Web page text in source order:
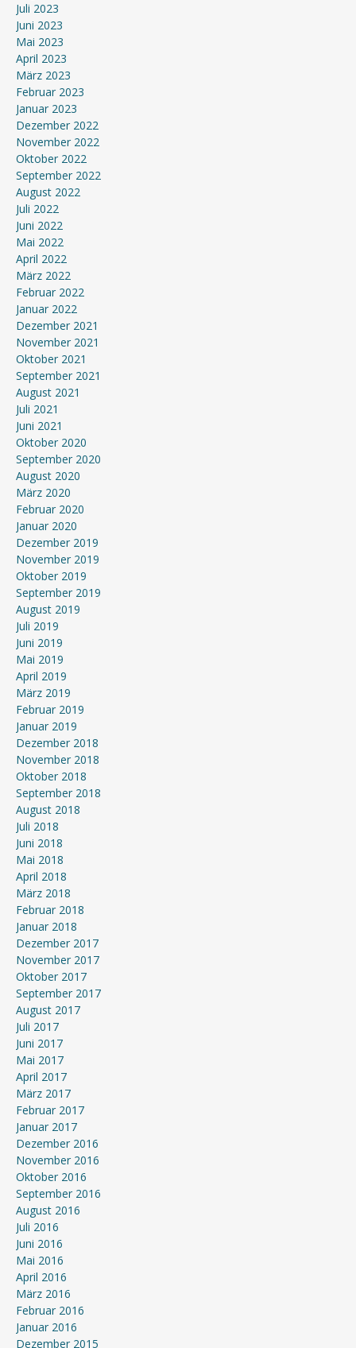
Juli 2023
Juni 2023
Mai 2023
April 2023
März 2023
Februar 2023
Januar 2023
Dezember 2022
November 2022
Oktober 2022
September 2022
August 2022
Juli 2022
Juni 2022
Mai 2022
April 2022
März 2022
Februar 2022
Januar 2022
Dezember 2021
November 2021
Oktober 2021
September 2021
August 2021
Juli 2021
Juni 2021
Oktober 2020
September 2020
August 2020
März 2020
Februar 2020
Januar 2020
Dezember 2019
November 2019
Oktober 2019
September 2019
August 2019
Juli 2019
Juni 2019
Mai 2019
April 2019
März 2019
Februar 2019
Januar 2019
Dezember 2018
November 2018
Oktober 2018
September 2018
August 2018
Juli 2018
Juni 2018
Mai 2018
April 2018
März 2018
Februar 2018
Januar 2018
Dezember 2017
November 2017
Oktober 2017
September 2017
August 2017
Juli 2017
Juni 2017
Mai 2017
April 2017
März 2017
Februar 2017
Januar 2017
Dezember 2016
November 2016
Oktober 2016
September 2016
August 2016
Juli 2016
Juni 2016
Mai 2016
April 2016
März 2016
Februar 2016
Januar 2016
Dezember 2015